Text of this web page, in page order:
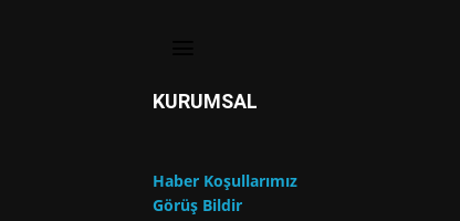
KURUMSAL
Haber Koşullarımız
Görüş Bildir